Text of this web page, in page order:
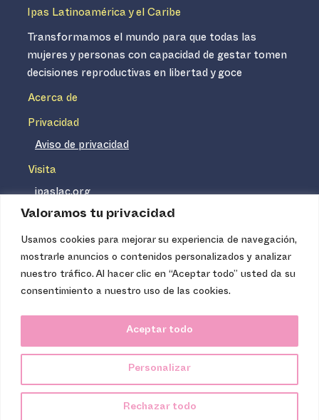
Valoramos tu privacidad
Usamos cookies para mejorar su experiencia de navegación,
mostrarle anuncios o contenidos personalizados y analizar
nuestro tráfico. Al hacer clic en “Aceptar todo” usted da su
consentimiento a nuestro uso de las cookies.
Personalizar
Rechazar todo
Aceptar todo
Ipas Latinoamérica y el Caribe
Transformamos el mundo para que todas las
mujeres y personas con capacidad de gestar tomen
decisiones reproductivas en libertad y goce
Acerca de
Privacidad
Aviso de privacidad
Visita
ipaslac.org
ipasmexico.org
Ipas no es un distribuidor de insumos médicos. Nuestros
servicios se concentran, entre otros, en la difusión de
técnica necesaria para proveer servicios de aborto seguro
de calidad. Los servicios que ofrecemos no tienen costo
carácter no lucrativo.
Ipas Latinoamérica y el Caribe, 2024.